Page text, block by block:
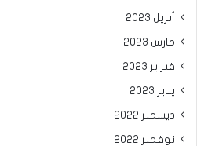
أبريل 2023
مارس 2023
فبراير 2023
يناير 2023
ديسمبر 2022
نوفمبر 2022